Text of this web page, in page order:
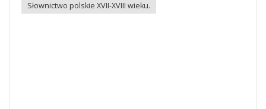
Słownictwo polskie XVII-XVIII wieku.